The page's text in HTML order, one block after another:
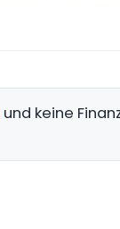
und keine